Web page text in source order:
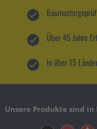
Über 45 Jahre
In über 15
Unsere Produkte sind